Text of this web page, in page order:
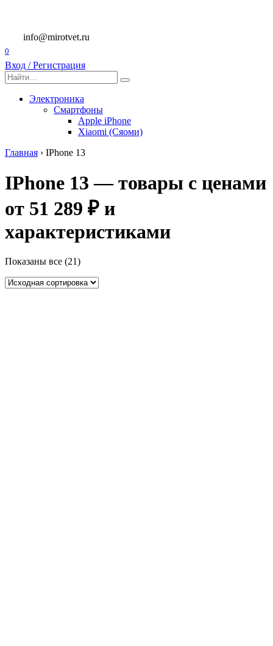
содержанию
info@mirotvet.ru
0
Вход / Регистрация
Search
for:
Электроника
Смартфоны
Apple iPhone
Xiaomi (Сяоми)
Главная › IPhone 13
IPhone 13 — товары с ценами
от 51 289 ₽ и
характеристиками
Показаны все (21)